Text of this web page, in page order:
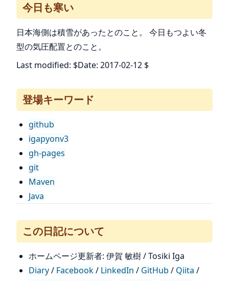
今日も寒い
日本海側は積雪があったとのこと。 今日もつよい冬
型の気圧配置とのこと。
Last modified: $Date: 2017-02-12 $
登場キーワード
github
igapyonv3
gh-pages
git
Maven
Java
この日記について
ホームページ更新者: 伊賀 敏樹 / Tosiki Iga
Diary/ Facebook/ LinkedIn / GitHub / Qiita /